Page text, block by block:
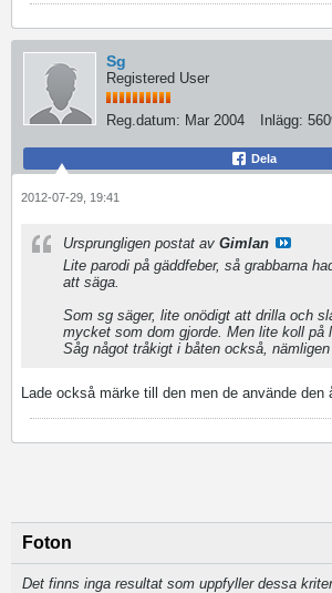
Sg
Registered User
Reg.datum: Mar 2004 Inlägg:
Dela
2012-07-29, 19:41
Ursprungligen postat av Gimlan
Lite parodi på gäddfeber, så grabbarna
att säga.
Som sg säger, lite onödigt att drilla och
mycket som dom gjorde. Men lite koll på
Såg något tråkigt i båten också, nämligen
Lade också märke till den men de använde den
Foton
Det finns inga resultat som uppfyller dessa